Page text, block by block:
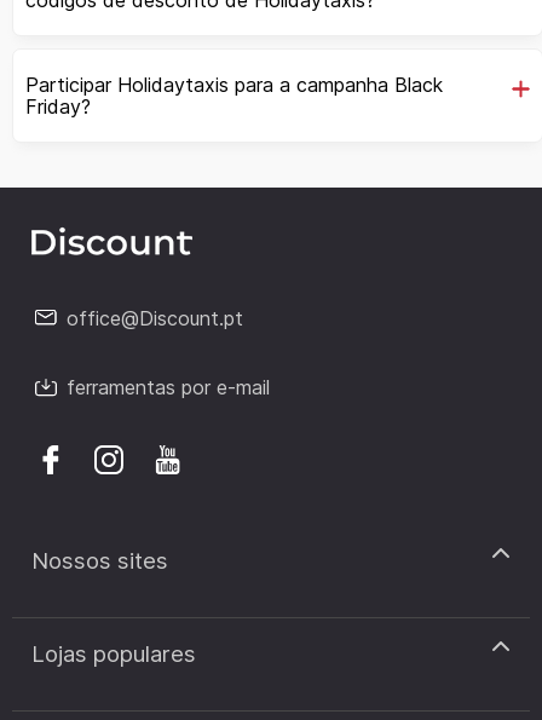
Participar Holidaytaxis para a campanha Black
Friday?
office@Discount.pt
ferramentas por e-mail
Nossos sites
discount.pt
discount.sk
Lojas populares
Cupão de desconto Zooplus